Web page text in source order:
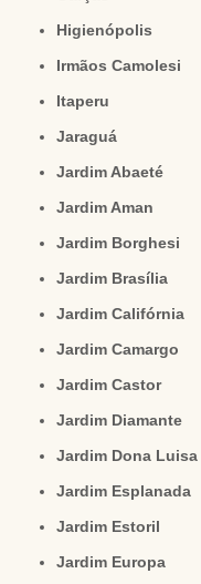
Higienópolis
Irmãos Camolesi
Itaperu
Jaraguá
Jardim Abaeté
Jardim Aman
Jardim Borghesi
Jardim Brasília
Jardim Califórnia
Jardim Camargo
Jardim Castor
Jardim Diamante
Jardim Dona Luisa
Jardim Esplanada
Jardim Estoril
Jardim Europa